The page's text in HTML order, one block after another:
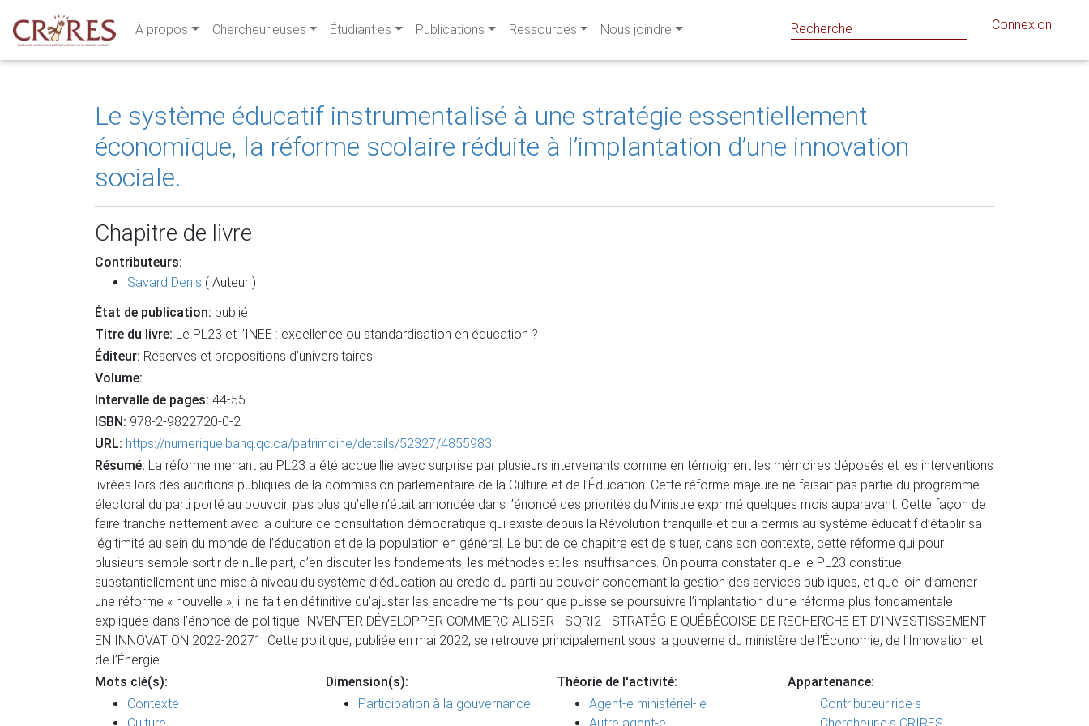
À propos Chercheur·euses Étudiant·es Publications Ressources Nous joindre Connexion
Le système éducatif instrumentalisé à une stratégie essentiellement
économique, la réforme scolaire réduite à l’implantation d’une innovation
sociale.
Chapitre de livre
Contributeurs:
Savard Denis ( Auteur )
État de publication: publié
Titre du livre: Le PL23 et l’INEE : excellence ou standardisation en éducation ?
Éditeur: Réserves et propositions d’universitaires
Volume:
Intervalle de pages: 44-55
ISBN: 978-2-9822720-0-2
URL: https://numerique.banq.qc.ca/patrimoine/details/52327/4855983
Résumé: La réforme menant au PL23 a été accueillie avec surprise par plusieurs intervenants comme en témoignent les mémoires déposés et les interventions
livrées lors des auditions publiques de la commission parlementaire de la Culture et de l’Éducation. Cette réforme majeure ne faisait pas partie du programme
électoral du parti porté au pouvoir, pas plus qu’elle n’était annoncée dans l’énoncé des priorités du Ministre exprimé quelques mois auparavant. Cette façon de
faire tranche nettement avec la culture de consultation démocratique qui existe depuis la Révolution tranquille et qui a permis au système éducatif d’établir sa
légitimité au sein du monde de l’éducation et de la population en général. Le but de ce chapitre est de situer, dans son contexte, cette réforme qui pour
plusieurs semble sortir de nulle part, d’en discuter les fondements, les méthodes et les insuffisances. On pourra constater que le PL23 constitue
substantiellement une mise à niveau du système d’éducation au credo du parti au pouvoir concernant la gestion des services publiques, et que loin d’amener
une réforme « nouvelle », il ne fait en définitive qu’ajuster les encadrements pour que puisse se poursuivre l’implantation d’une réforme plus fondamentale
expliquée dans l’énoncé de politique INVENTER DÉVELOPPER COMMERCIALISER - SQRI2 - STRATÉGIE QUÉBÉCOISE DE RECHERCHE ET D’INVESTISSEMENT
EN INNOVATION 2022-20271. Cette politique, publiée en mai 2022, se retrouve principalement sous la gouverne du ministère de l’Économie, de l’Innovation et
de l’Énergie.
Mots clé(s):
Contexte
Dimension(s):
Participation à la gouvernance
Théorie de l'activité:
Agent-e ministériel-le
Appartenance:
Contributeur·rice·s